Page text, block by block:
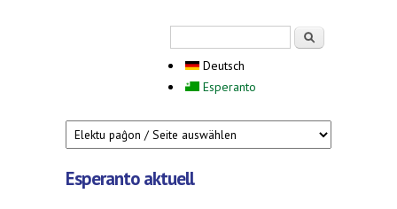
Deutsch
Esperanto
Esperanto aktuell